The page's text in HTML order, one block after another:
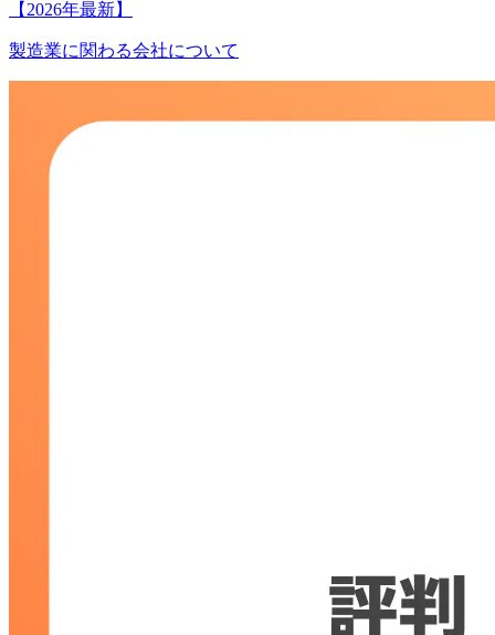
【2026年最新】
製造業に関わる会社について